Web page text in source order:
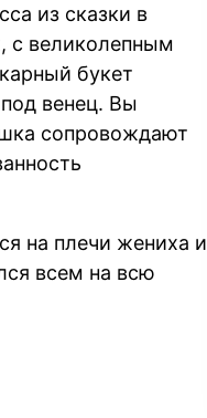
из сказки в
с великолепным
букет
венец. Вы
сопровождают
на плечи жениха и
всем на всю